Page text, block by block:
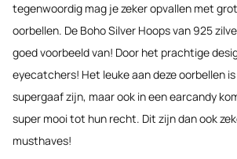
tegenwoordig mag je zeker opvallen met
oorbellen. De Boho Silver Hoops van 925
goed voorbeeld van! Door het prachtige
eyecatchers! Het leuke aan deze oorbellen
supergaaf zijn, maar ook in een earcandy
super mooi tot hun recht. Dit zijn dan ook
musthaves!